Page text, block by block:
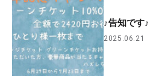
♪告知です♪
2025.06.21